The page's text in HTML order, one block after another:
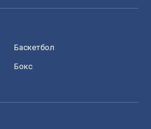
Баскетбол
Бокс